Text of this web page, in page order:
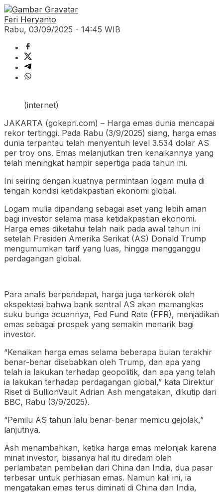
Feri Heryanto
Rabu, 03/09/2025 - 14:45 WIB
(internet)
JAKARTA (gokepri.com) – Harga emas dunia mencapai
rekor tertinggi. Pada Rabu (3/9/2025) siang, harga emas
dunia terpantau telah menyentuh level 3.534 dolar AS
per troy ons. Emas melanjutkan tren kenaikannya yang
telah meningkat hampir sepertiga pada tahun ini.
Ini seiring dengan kuatnya permintaan logam mulia di
tengah kondisi ketidakpastian ekonomi global.
Logam mulia dipandang sebagai aset yang lebih aman
bagi investor selama masa ketidakpastian ekonomi.
Harga emas diketahui telah naik pada awal tahun ini
setelah Presiden Amerika Serikat (AS) Donald Trump
mengumumkan tarif yang luas, hingga mengganggu
perdagangan global.
Para analis berpendapat, harga juga terkerek oleh
ekspektasi bahwa bank sentral AS akan memangkas
suku bunga acuannya, Fed Fund Rate (FFR), menjadikan
emas sebagai prospek yang semakin menarik bagi
investor.
“Kenaikan harga emas selama beberapa bulan terakhir
benar-benar disebabkan oleh Trump, dan apa yang
telah ia lakukan terhadap geopolitik, dan apa yang telah
ia lakukan terhadap perdagangan global,” kata Direktur
Riset di BullionVault Adrian Ash mengatakan, dikutip dari
BBC, Rabu (3/9/2025).
“Pemilu AS tahun lalu benar-benar memicu gejolak,”
lanjutnya.
Ash menambahkan, ketika harga emas melonjak karena
minat investor, biasanya hal itu diredam oleh
perlambatan pembelian dari China dan India, dua pasar
terbesar untuk perhiasan emas. Namun kali ini, ia
mengatakan emas terus diminati di China dan India,